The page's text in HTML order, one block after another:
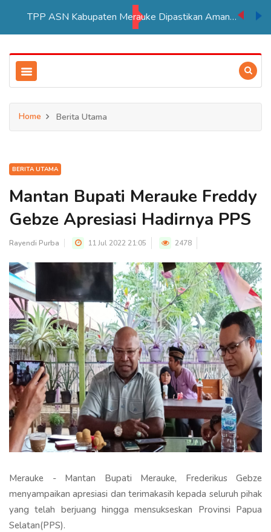
TPP ASN Kabupaten Merauke Dipastikan Aman Hingga Akhir Tahun 2026
Home Berita Utama
BERITA UTAMA
Mantan Bupati Merauke Freddy
Gebze Apresiasi Hadirnya PPS
Rayendi Purba 11 Jul 2022 21:05 2478
Merauke - Mantan Bupati Merauke, Frederikus Gebze
menyampaikan apresiasi dan terimakasih kepada seluruh pihak
yang telah berjuang hingga mensukseskan Provinsi Papua
Selatan(PPS).